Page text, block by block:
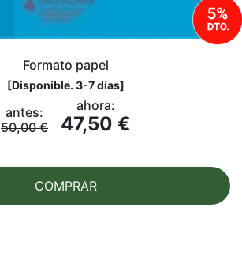
Formato papel
[Disponible. 3-7 días]
antes:
50,00 €
ahora:
47,50 €
COMPRAR